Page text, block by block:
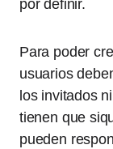
por definir.
Para poder
usuarios
los invitados
tienen que
pueden